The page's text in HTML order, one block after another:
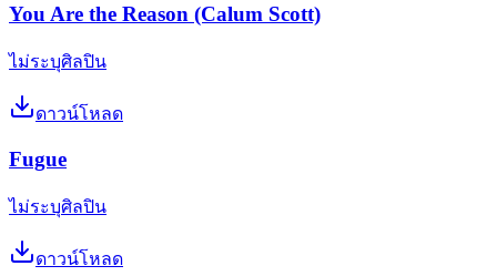
You Are the Reason (Calum Scott)
ไม่ระบุศิลปิน
ดาวน์โหลด
Fugue
ไม่ระบุศิลปิน
ดาวน์โหลด